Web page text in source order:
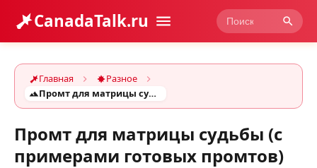
CanadaTalk.ru
Главная
Разное
Промт для матрицы судьбы (с примерами готовых промтов)
Промт для матрицы судьбы (с
примерами готовых промтов)